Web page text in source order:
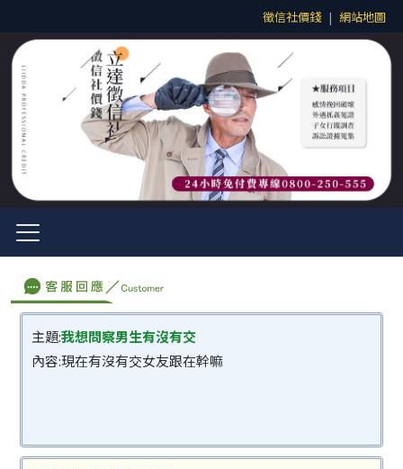
徵信社價錢 | 網站地圖
主題:我想問察男生有沒有交
內容:現在有沒有交女友跟在幹嘛